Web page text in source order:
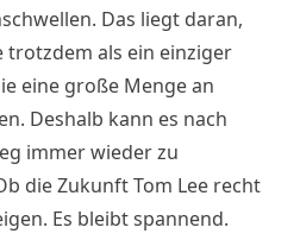
Das liegt daran,
trotzdem als ein einziger
eine große Menge an
Deshalb kann es nach
immer wieder zu
die Zukunft Tom Lee recht
Es bleibt spannend.